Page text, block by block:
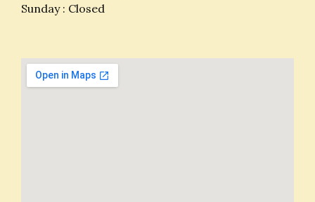
Sunday : Closed